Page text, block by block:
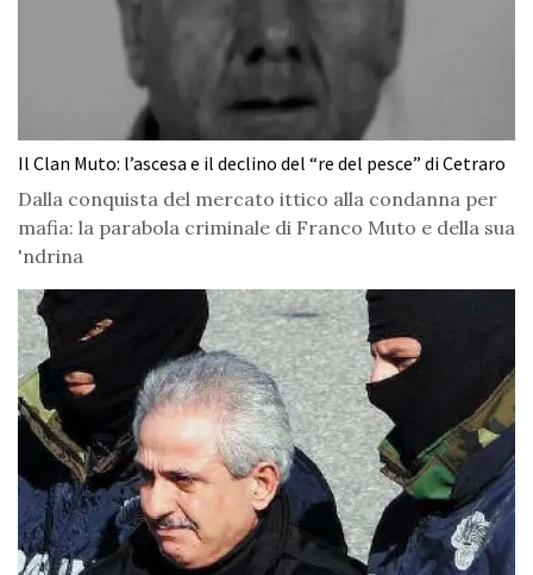
Il Clan Muto: l’ascesa e il declino del “re del pesce” di Cetraro
Dalla conquista del mercato ittico alla condanna per
mafia: la parabola criminale di Franco Muto e della sua
'ndrina